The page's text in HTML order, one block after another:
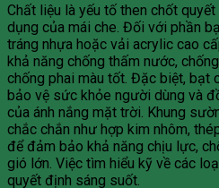
Chất liệu là yếu tố then chốt
dụng của mái che. Đối với phần
tráng nhựa hoặc vải acrylic cao
khả năng chống thấm nước,
chống phai màu tốt. Đặc biệt, bạt
bảo vệ sức khỏe người dùng và
của ánh nắng mặt trời. Khung
chắc chắn như hợp kim nhôm,
để đảm bảo khả năng chịu lực,
gió lớn. Việc tìm hiểu kỹ về các
quyết định sáng suốt.